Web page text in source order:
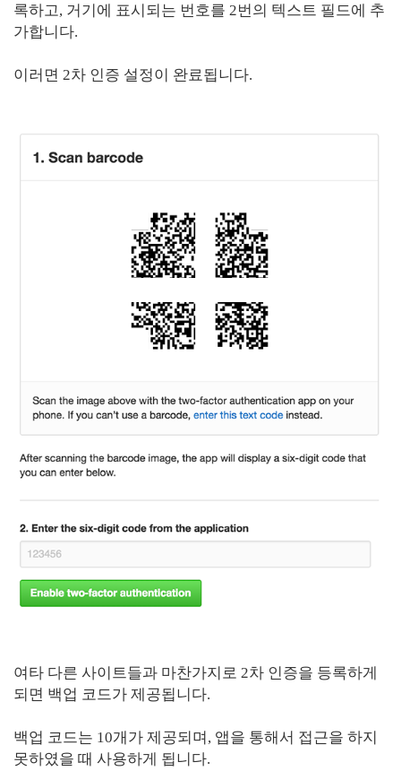
록하고, 거기에 표시되는 번호를 2번의 텍스트 필드에 추
가합니다.
이러면 2차 인증 설정이 완료됩니다.
여타 다른 사이트들과 마찬가지로 2차 인증을 등록하게
되면 백업 코드가 제공됩니다.
백업 코드는 10개가 제공되며, 앱을 통해서 접근을 하지
못하였을 때 사용하게 됩니다.